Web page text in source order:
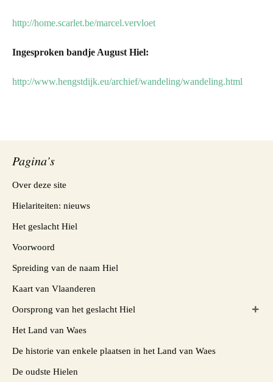
http://home.scarlet.be/marcel.vervloet
Ingesproken bandje August Hiel:
http://www.hengstdijk.eu/archief/wandeling/wandeling.html
Pagina’s
Over deze site
Hielariteiten: nieuws
Het geslacht Hiel
Voorwoord
Spreiding van de naam Hiel
Kaart van Vlaanderen
Oorsprong van het geslacht Hiel
Het Land van Waes
De historie van enkele plaatsen in het Land van Waes
De oudste Hielen